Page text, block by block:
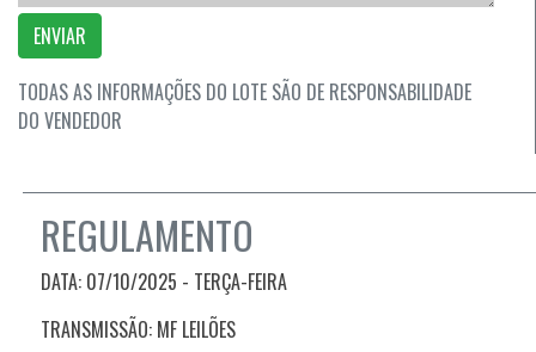
ENVIAR
TODAS AS INFORMAÇÕES DO LOTE SÃO DE RESPONSABILIDADE
DO VENDEDOR
REGULAMENTO
DATA: 07/10/2025 - TERÇA-FEIRA
TRANSMISSÃO: MF LEILÕES